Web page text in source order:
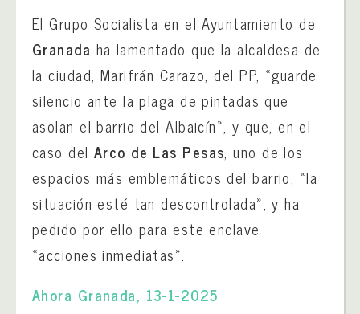
El Grupo Socialista en el Ayuntamiento de
Granada ha lamentado que la alcaldesa de
la ciudad, Marifrán Carazo, del PP, «guarde
silencio ante la plaga de pintadas que
asolan el barrio del Albaicín», y que, en el
caso del Arco de Las Pesas, uno de los
espacios más emblemáticos del barrio, «la
situación esté tan descontrolada», y ha
pedido por ello para este enclave
«acciones inmediatas».
Ahora Granada, 13-1-2025